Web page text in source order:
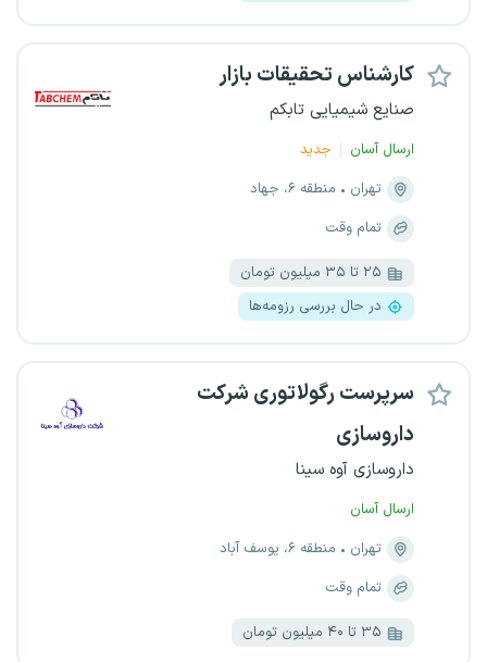
کارشناس تحقیقات بازار
صنایع شیمیایی تابکم
ارسال آسان
جدید
تهران
منطقه ۶، جهاد
تمام وقت
۲۵ تا ۳۵ میلیون تومان
در حال بررسی رزومه‌ها
سرپرست رگولاتوری شرکت
داروسازی
داروسازی آوه سینا
ارسال آسان
تهران
منطقه ۶، یوسف آباد
تمام وقت
۳۵ تا ۴۰ میلیون تومان